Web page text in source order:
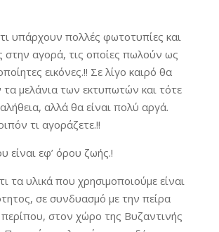
υπάρχουν πολλές φωτοτυπίες και
στην αγορά, τις οποίες πωλούν ως
εικόνες.!! Σε λίγο καιρό θα
μελάνια των εκτυπωτών και τότε
αλλά θα είναι πολύ αργά.
τι αγοράζετε.!!
είναι εφ’ όρου ζωής.!
τα υλικά που χρησιμοποιούμε είναι
σε συνδυασμό με την πείρα
στον χώρο της Βυζαντινής